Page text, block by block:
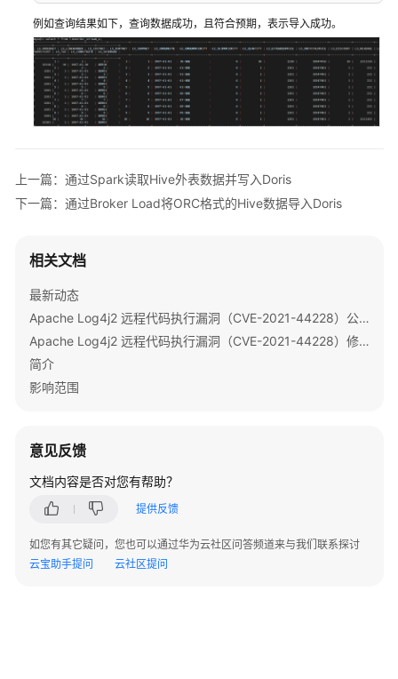
入
Doris
通
过
将
ORC
格
Hive
导
入
FlinkSQL
订
单
Kafka
数
例如查询结果如下，查询数据成功，且符合预期，表示导入成功。
上一篇：通过Spark读取Hive外表数据并写入Doris
下一篇：通过Broker Load将ORC格式的Hive数据导入Doris
相关文档
最新动态
Apache Log4j2 远程代码执行漏洞（CVE-2021-44228）公告
Apache Log4j2 远程代码执行漏洞（CVE-2021-44228）修复指导
简介
影响范围
意见反馈
文档内容是否对您有帮助？
提供反馈
如您有其它疑问，您也可以通过华为云社区问答频道来与我们联系探讨
云宝助手提问
云社区提问